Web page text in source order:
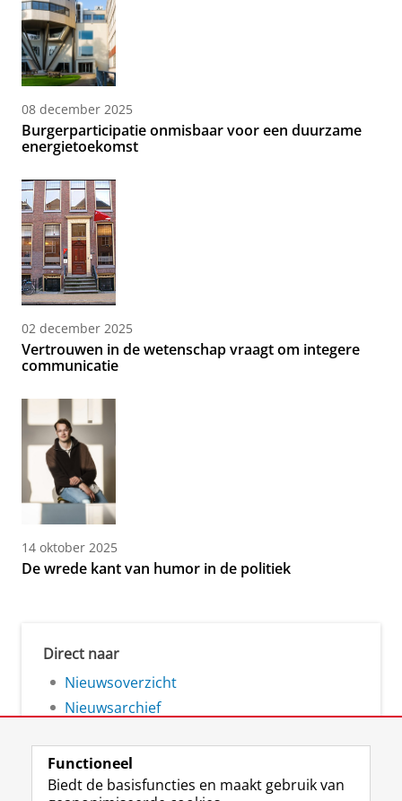
08 december 2025
Burgerparticipatie onmisbaar voor een duurzame
energietoekomst
02 december 2025
Vertrouwen in de wetenschap vraagt om integere
communicatie
14 oktober 2025
De wrede kant van humor in de politiek
Direct naar
Nieuwsoverzicht
Nieuwsarchief
Functioneel
Biedt de basisfuncties en maakt gebruik van